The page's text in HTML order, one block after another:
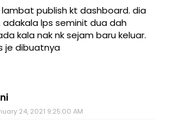
lambat publish kt dashboard. dia
adakala lps seminit dua dah
kala nak nk sejam baru keluar.
je dibuatnya
24, 2021 9:25:00 AM